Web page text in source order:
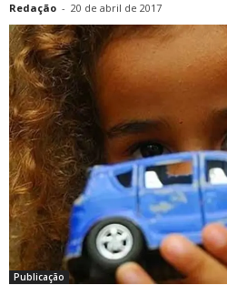
Redação - 20 de abril de 2017
Publicação